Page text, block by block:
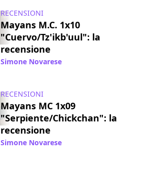
RECENSIONI
Mayans M.C. 1x10
"Cuervo/Tz'ikb'uul": la
recensione
Simone Novarese
RECENSIONI
Mayans MC 1x09
"Serpiente/Chickchan": la
recensione
Simone Novarese